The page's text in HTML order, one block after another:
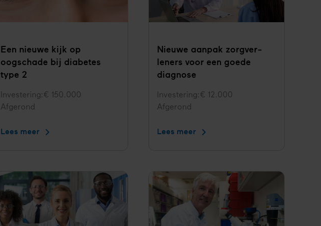
Een nieuwe kijk op
oogschade bij diabetes
type 2
Investering € 150.000
Status
Afgerond
Lees meer Een
oogschade
bij
diabetes
type
Nieuwe aanpak zorgver­
leners voor een goede
diagnose
Investering € 12.000
Status
Afgerond
Lees meerNieuwe
voor
een
goede
diagnose